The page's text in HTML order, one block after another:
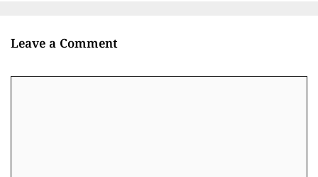
Leave a Comment